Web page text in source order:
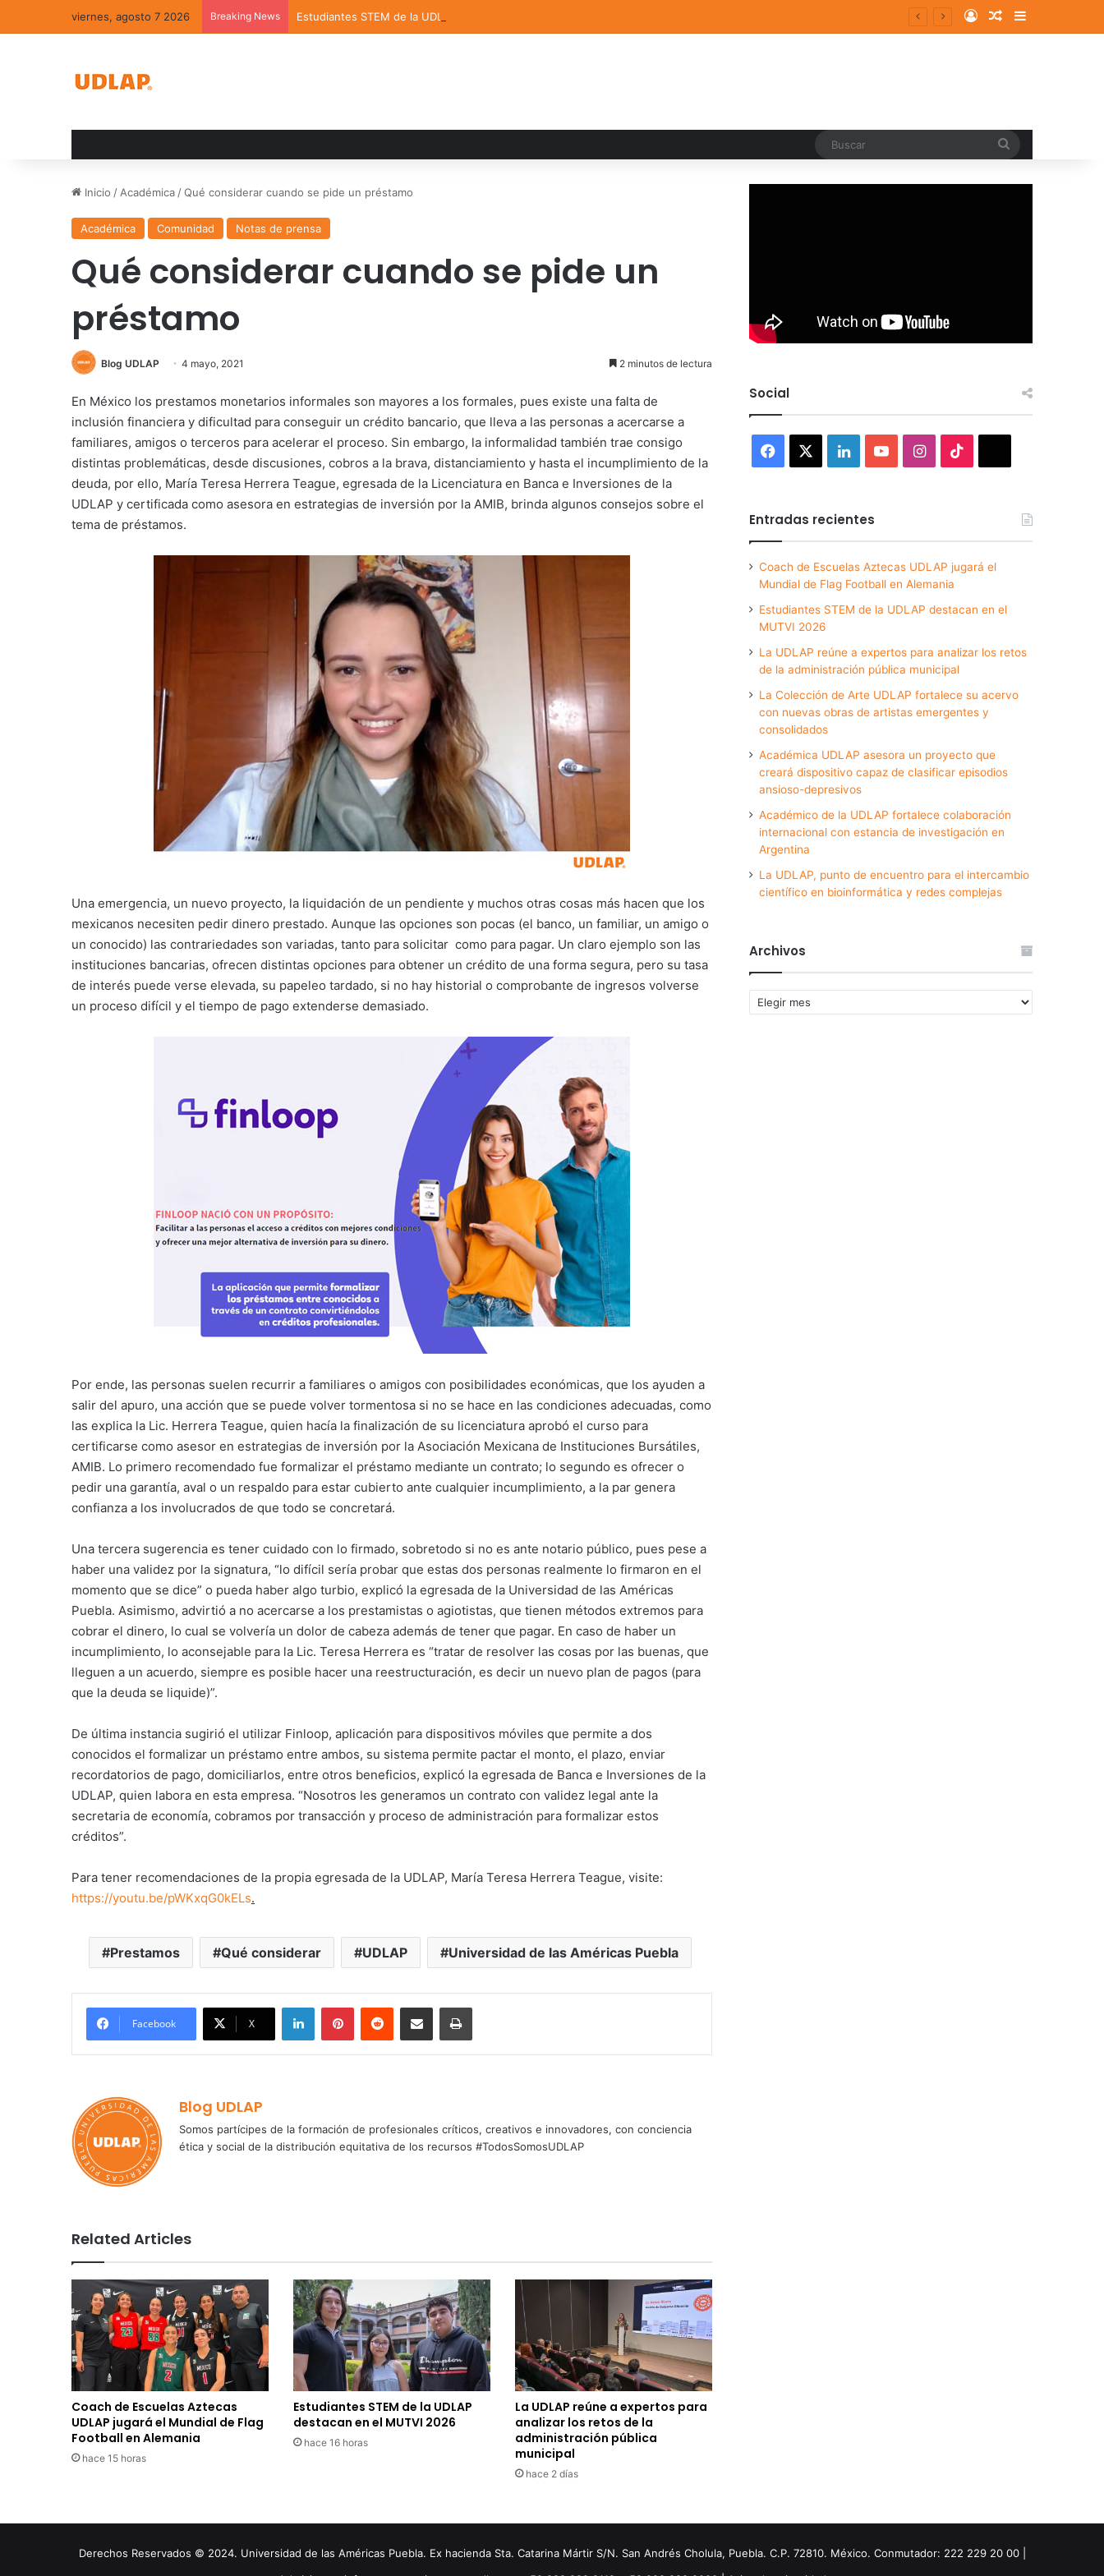
viernes, agosto 7 2026 Breaking News Estudiantes STEM de la UDLAP destacan en el MUTVI 2026 Log InRandom Article
Sidebar
Inicio / Académica /Qué considerar cuando se pide un préstamo
Académica Comunidad Notas de prensa
Qué considerar cuando se pide un
préstamo
Blog UDLAP 4 mayo, 2021 2 minutos de lectura
En México los prestamos monetarios informales son mayores a los formales, pues existe una falta de
inclusión financiera y dificultad para conseguir un crédito bancario, que lleva a las personas a acercarse a
familiares, amigos o terceros para acelerar el proceso. Sin embargo, la informalidad también trae consigo
distintas problemáticas, desde discusiones, cobros a la brava, distanciamiento y hasta el incumplimiento de la
deuda, por ello, María Teresa Herrera Teague, egresada de la Licenciatura en Banca e Inversiones de la
UDLAP y certificada como asesora en estrategias de inversión por la AMIB, brinda algunos consejos sobre el
tema de préstamos.
Una emergencia, un nuevo proyecto, la liquidación de un pendiente y muchos otras cosas más hacen que los
mexicanos necesiten pedir dinero prestado. Aunque las opciones son pocas (el banco, un familiar, un amigo o
un conocido) las contrariedades son variadas, tanto para solicitar como para pagar. Un claro ejemplo son las
instituciones bancarias, ofrecen distintas opciones para obtener un crédito de una forma segura, pero su tasa
de interés puede verse elevada, su papeleo tardado, si no hay historial o comprobante de ingresos volverse
un proceso difícil y el tiempo de pago extenderse demasiado.
Por ende, las personas suelen recurrir a familiares o amigos con posibilidades económicas, que los ayuden a
salir del apuro, una acción que se puede volver tormentosa si no se hace en las condiciones adecuadas, como
las explica la Lic. Herrera Teague, quien hacía la finalización de su licenciatura aprobó el curso para
certificarse como asesor en estrategias de inversión por la Asociación Mexicana de Instituciones Bursátiles,
AMIB. Lo primero recomendado fue formalizar el préstamo mediante un contrato; lo segundo es ofrecer o
pedir una garantía, aval o un respaldo para estar cubierto ante cualquier incumplimiento, a la par genera
confianza a los involucrados de que todo se concretará.
Una tercera sugerencia es tener cuidado con lo firmado, sobretodo si no es ante notario público, pues pese a
haber una validez por la signatura, “lo difícil sería probar que estas dos personas realmente lo firmaron en el
momento que se dice” o pueda haber algo turbio, explicó la egresada de la Universidad de las Américas
Puebla. Asimismo, advirtió a no acercarse a los prestamistas o agiotistas, que tienen métodos extremos para
cobrar el dinero, lo cual se volvería un dolor de cabeza además de tener que pagar. En caso de haber un
incumplimiento, lo aconsejable para la Lic. Teresa Herrera es “tratar de resolver las cosas por las buenas, que
lleguen a un acuerdo, siempre es posible hacer una reestructuración, es decir un nuevo plan de pagos (para
que la deuda se liquide)”.
De última instancia sugirió el utilizar Finloop, aplicación para dispositivos móviles que permite a dos
conocidos el formalizar un préstamo entre ambos, su sistema permite pactar el monto, el plazo, enviar
recordatorios de pago, domiciliarlos, entre otros beneficios, explicó la egresada de Banca e Inversiones de la
UDLAP, quien labora en esta empresa. “Nosotros les generamos un contrato con validez legal ante la
secretaria de economía, cobramos por transacción y proceso de administración para formalizar estos
créditos”.
Para tener recomendaciones de la propia egresada de la UDLAP, María Teresa Herrera Teague, visite:
https://youtu.be/pWKxqG0kELs.
Prestamos Qué considerar UDLAP Universidad de las Américas Puebla
Facebook X
LinkedInPinterestReddit Share via Email Print
Blog UDLAP
Somos partícipes de la formación de profesionales críticos, creativos e innovadores, con conciencia
ética y social de la distribución equitativa de los recursos #TodosSomosUDLAP
Related Articles
Coach de Escuelas Aztecas
UDLAP jugará el Mundial de Flag
Football en Alemania
hace 15 horas
Estudiantes STEM de la UDLAP
destacan en el MUTVI 2026
hace 16 horas
La UDLAP reúne a expertos para
analizar los retos de la
administración pública
municipal
hace 2 días
Social
Facebook LinkedInYouTubeInstagram
Entradas recientes
Coach de Escuelas Aztecas UDLAP jugará el
Mundial de Flag Football en Alemania
Estudiantes STEM de la UDLAP destacan en el
MUTVI 2026
La UDLAP reúne a expertos para analizar los retos
de la administración pública municipal
La Colección de Arte UDLAP fortalece su acervo
con nuevas obras de artistas emergentes y
consolidados
Académica UDLAP asesora un proyecto que
creará dispositivo capaz de clasificar episodios
ansioso-depresivos
Académico de la UDLAP fortalece colaboración
internacional con estancia de investigación en
Argentina
La UDLAP, punto de encuentro para el intercambio
científico en bioinformática y redes complejas
Archivos
Archivos
Derechos Reservados © 2024. Universidad de las Américas Puebla. Ex hacienda Sta. Catarina Mártir S/N. San Andrés Cholula, Puebla. C.P. 72810. México. Conmutador: 222 229 20 00 |